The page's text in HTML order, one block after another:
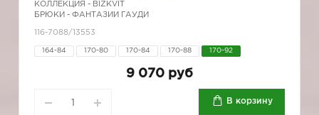
КОЛЛЕКЦИЯ - BIZKVIT
БРЮКИ - ФАНТАЗИИ ГАУДИ
116-7088/13553
164-84 170-80 170-84 170-88 170-92
9 070 руб
В корзину